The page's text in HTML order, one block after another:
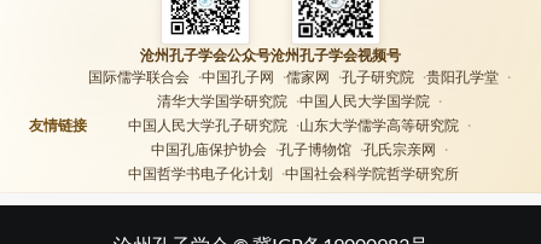
沧州孔子学会公众号沧州孔子学会视频号
友情链接
国际儒学联合会 中国孔子网 儒家网 孔子研究院
贵阳孔学堂
清华大学国学研究院
中国人民大学国学院
中国人民大学孔子研究院
山东大学儒学高等研究院
中国孔庙保护协会
孔子博物馆
孔氏宗亲网
中国哲学书电子化计划
中国社会科学院哲学研究所